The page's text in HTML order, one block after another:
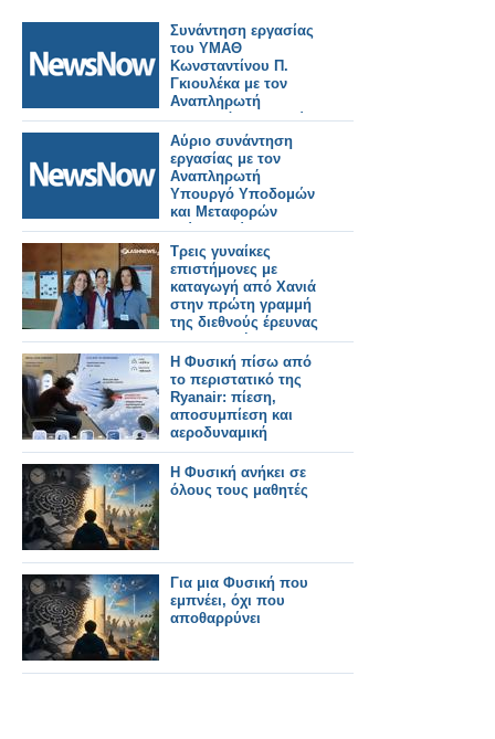
Συνάντηση εργασίας
του ΥΜΑΘ
Κωνσταντίνου Π.
Γκιουλέκα με τον
Αναπληρωτή
Υπουργό Υποδομών
και Μεταφορών
Γιώργο Κώτσηρα.
Αύριο συνάντηση
εργασίας με τον
Αναπληρωτή
Υπουργό Υποδομών
και Μεταφορών
Γιώργο Κώτσηρα θα
έχει ο Κωνσταντίνος
Γκιουλέκας.
Τρεις γυναίκες
επιστήμονες με
καταγωγή από Χανιά
στην πρώτη γραμμή
της διεθνούς έρευνας
στη φυσική
Η Φυσική πίσω από
το περιστατικό της
Ryanair: πίεση,
αποσυμπίεση και
αεροδυναμική
Η Φυσική ανήκει σε
όλους τους μαθητές
Για μια Φυσική που
εμπνέει, όχι που
αποθαρρύνει